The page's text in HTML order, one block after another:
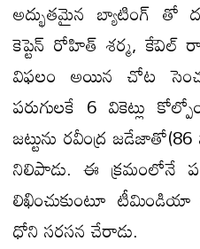
అద్భుతమైన బ్యాటింగ్ తో
కెప్టెన్ రోహిత్ శర్మ, కేెఎల్
విఫలం అయిన చోట
పరుగులకే 6 వికెట్లు
జట్టును రవీంద్ర
నిలిపాడు. ఈ క్రమంలోనే
లిఖించుకుంటూ
ధోని సరసన చేరాడు.